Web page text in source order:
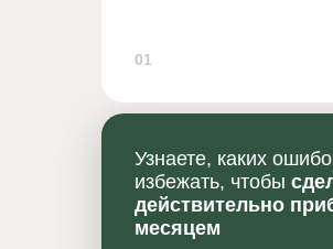
Узнаете, каких
избежать, чтобы
действительно
месяцем
01